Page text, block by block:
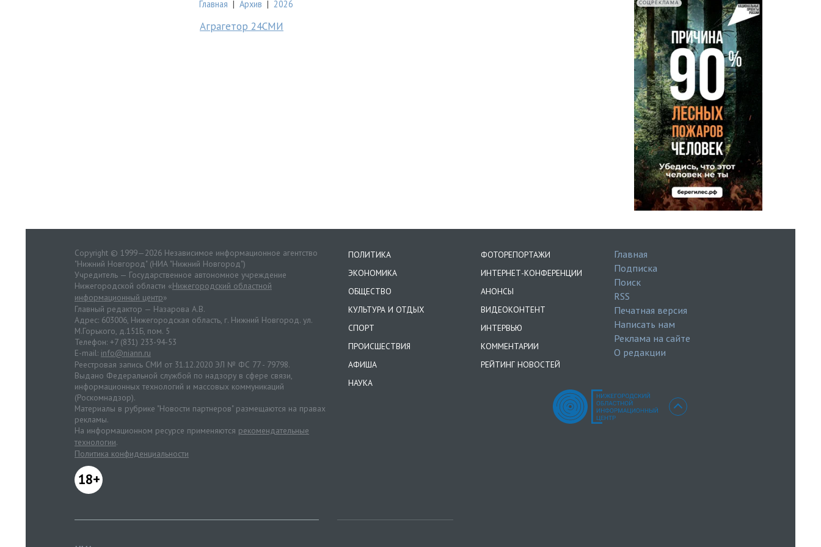
Главная | Архив | 2026
Аграгетор 24СМИ
СОЦРЕКЛАМА
Copyright © 1999—2026 Независимое информационное агентство
"Нижний Новгород" (НИА "Нижний Новгород")
Учредитель — Государственное автономное учреждение
Нижегородской области «Нижегородский областной
информационный центр»
Главный редактор — Назарова А.В.
Адрес: 603006, Нижегородская область, г. Нижний Новгород. ул.
М.Горького, д.151Б, пом. 5
Телефон: +7 (831) 233-94-53
E-mail: info@niann.ru
Реестровая запись СМИ от 31.12.2020 ЭЛ № ФС 77 - 79798.
Выдано Федеральной службой по надзору в сфере связи,
информационных технологий и массовых коммуникаций
(Роскомнадзор).
Материалы в рубрике "Новости партнеров" размещаются на правах
рекламы.
На информационном ресурсе применяются рекомендательные
технологии.
Политика конфиденциальности
18+
ПОЛИТИКА
ЭКОНОМИКА
ОБЩЕСТВО
КУЛЬТУРА И ОТДЫХ
СПОРТ
ПРОИСШЕСТВИЯ
АФИША
НАУКА
ФОТОРЕПОРТАЖИ
ИНТЕРНЕТ-КОНФЕРЕНЦИИ
АНОНСЫ
ВИДЕОКОНТЕНТ
ИНТЕРВЬЮ
КОММЕНТАРИИ
РЕЙТИНГ НОВОСТЕЙ
Главная
Подписка
Поиск
RSS
Печатная версия
Написать нам
Реклама на сайте
О редакции